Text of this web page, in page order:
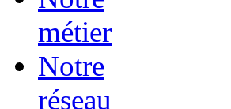
métier
Notre
réseau